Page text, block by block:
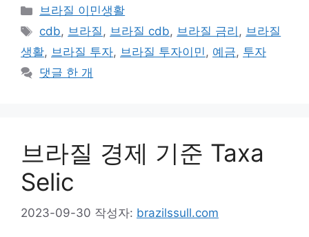
카
테
리
브라질 이민생활
태
그
cdb, 브라질, 브라질 cdb, 브라질 금리 , 브라질
생활, 브라질 투자, 브라질 투자이민, 예금, 투자
댓글 한 개
브라질 경제 기준 Taxa
Selic
2023-09-30 작성자: brazilssull.com